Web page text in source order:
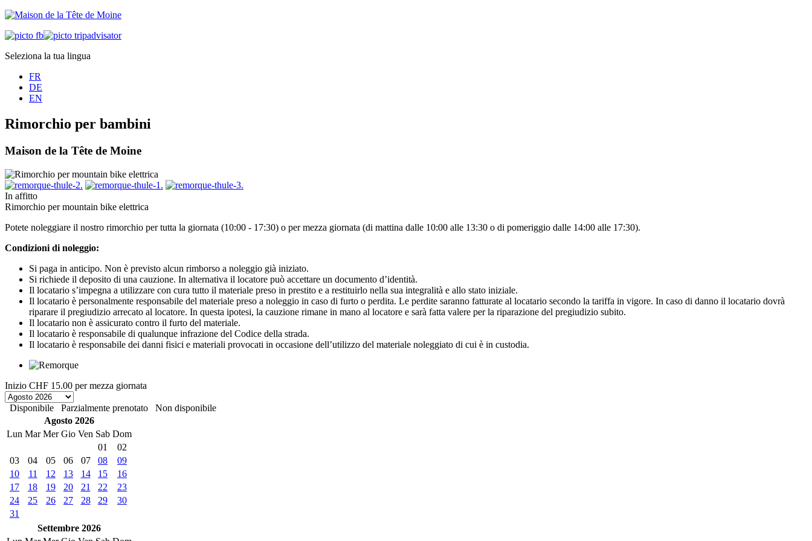
Seleziona la tua lingua
FR
DE
EN
Rimorchio per bambini
Maison de la Tête de Moine
In affitto
Rimorchio per mountain bike elettrica
Potete noleggiare il nostro rimorchio per tutta la giornata (10:00 - 17:30) o per mezza giornata (di mattina dalle 10:00 alle 13:30 o di pomeriggio dalle 14:00 alle 17:30).
Condizioni di noleggio:
Si paga in anticipo. Non è previsto alcun rimborso a noleggio già iniziato.
Si richiede il deposito di una cauzione. In alternativa il locatore può accettare un documento d’identità.
Il locatario s’impegna a utilizzare con cura tutto il materiale preso in prestito e a restituirlo nella sua integralità e allo stato iniziale.
Il locatario è personalmente responsabile del materiale preso a noleggio in caso di furto o perdita. Le perdite saranno fatturate al locatario secondo la tariffa in vigore. In caso di danno il locatario dovrà
riparare il pregiudizio arrecato al locatore. In questa ipotesi, la cauzione rimane in mano al locatore e sarà fatta valere per la riparazione del pregiudizio subito.
Il locatario non è assicurato contro il furto del materiale.
Il locatario è responsabile di qualunque infrazione del Codice della strada.
Il locatario è responsabile dei danni fisici e materiali provocati in occasione dell’utilizzo del materiale noleggiato di cui è in custodia.
Inizio CHF 15.00 per mezza giornata
Disponibile Parzialmente prenotato
Non disponibile
Agosto 2026
Lun Mar Mer Gio Ven Sab Dom
01
02
03
04 05 06 07 08
09
10
11 12 13 14 15
16
17
18 19 20 21 22
23
24
25 26 27 28 29
30
31
Settembre 2026